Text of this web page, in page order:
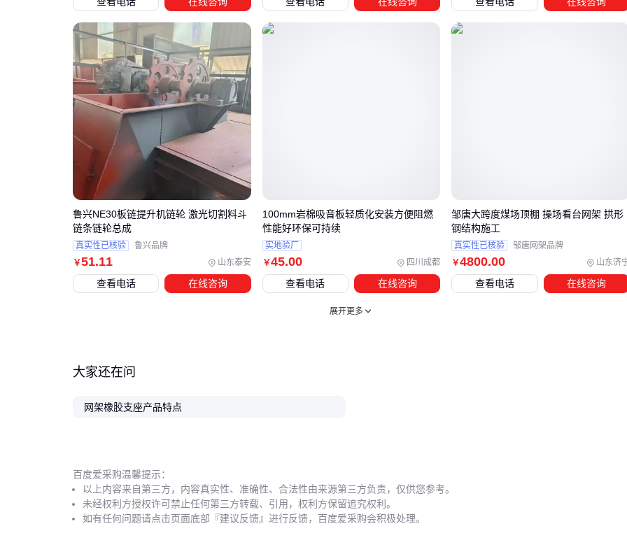
大跨度网架尤其需要配套测量仪器进行安装校准，避免因累积
繁的场所需缩短检查周期。网架防锈漆
出现剥落时，要及时
补刷同类型防腐涂料，避免不同涂料产生化学反应。
常见使用问题往往集中在：
支撑杆节点处应力集中导致的微裂纹
温差大地区热胀冷缩引起的连接件位移
逻辑。先根据跨度、承重等核心需求确定主结构参数，再评估
连接件、防腐方案等配套成本，最后预留10%-15%预算用于检
测工具和备用配件。这种系统考量方式比单纯比价更能控制总
￥51.11 山东泰安
鲁兴NE30板链提升机链轮 激光切割料斗
链条链轮总成
真实性已核验 鲁兴品牌
查看电话 在线咨询
￥45.00 四川成都
100mm岩棉吸音板轻质化安装方便阻燃
性能好环保可持续
实地验厂
查看电话 在线咨询
￥4800.00 山东济
邹唐大跨度煤场顶棚 操场看台网架 拱形
钢结构施工
真实性已核验 邹唐网架品牌
查看电话 在线咨询
展开更多
大家还在问
网架橡胶支座产品特点
百度爱采购温馨提示：
以上内容来自第三方，内容真实性、准确性、合法性由来源第三方负责，仅供您参考。
未经权利方授权许可禁止任何第三方转载、引用，权利方保留追究权利。
如有任何问题请点击页面底部『建议反馈』进行反馈，百度爱采购会积极处理。